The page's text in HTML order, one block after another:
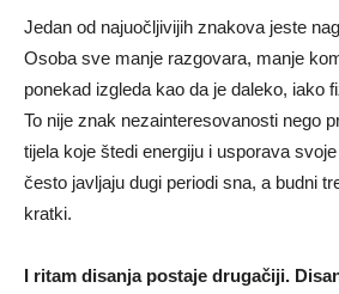
Jedan od najuočljivijih znakova jeste
Osoba sve manje razgovara, manje
ponekad izgleda kao da je daleko, iako
To nije znak nezainteresovanosti nego
tijela koje štedi energiju i usporava
često javljaju dugi periodi sna, a budni
kratki.
I ritam disanja postaje drugačiji.